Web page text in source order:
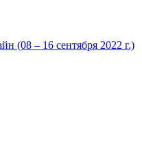
(08 – 16 сентября 2022 г.)